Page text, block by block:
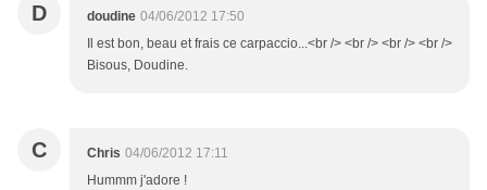
D doudine 04/06/2012 17:50
Il est bon, beau et frais ce carpaccio...<br /> <br /> <br /> <br />
Bisous, Doudine.
C Chris 04/06/2012 17:11
Hummm j'adore !